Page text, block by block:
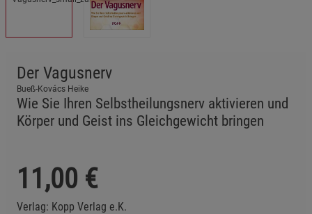
Der Vagusnerv
Bueß-Kovács Heike
Wie Sie Ihren Selbstheilungsnerv aktivieren und
Körper und Geist ins Gleichgewicht bringen
11,00 €
Verlag: Kopp Verlag e.K.